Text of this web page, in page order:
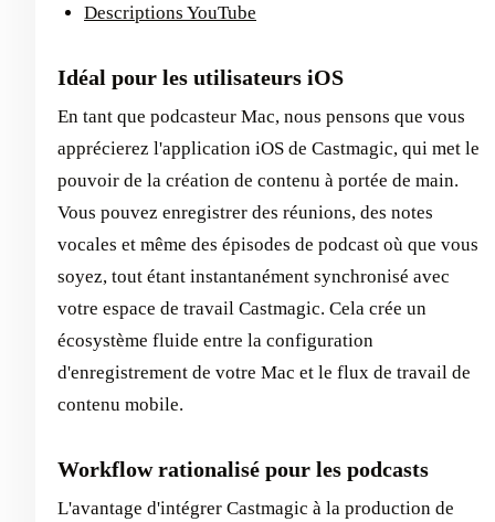
Descriptions YouTube
Idéal pour les utilisateurs iOS
En tant que podcasteur Mac, nous pensons que vous
apprécierez l'application iOS de Castmagic, qui met le
pouvoir de la création de contenu à portée de main.
Vous pouvez enregistrer des réunions, des notes
vocales et même des épisodes de podcast où que vous
soyez, tout étant instantanément synchronisé avec
votre espace de travail Castmagic. Cela crée un
écosystème fluide entre la configuration
d'enregistrement de votre Mac et le flux de travail de
contenu mobile.
Workflow rationalisé pour les podcasts
L'avantage d'intégrer Castmagic à la production de